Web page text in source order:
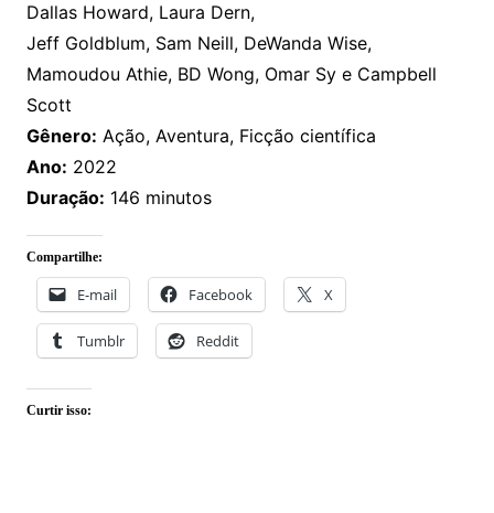
Dallas Howard, Laura Dern,
Jeff Goldblum, Sam Neill, DeWanda Wise,
Mamoudou Athie, BD Wong, Omar Sy e Campbell
Scott
Gênero: Ação, Aventura, Ficção científica
Ano: 2022
Duração: 146 minutos
Compartilhe:
E-mail Facebook X
Tumblr Reddit
Curtir isso: